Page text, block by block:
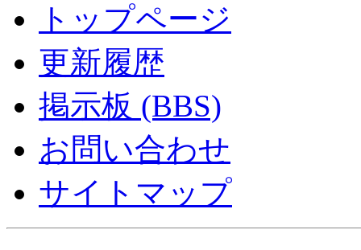
トップページ
更新履歴
掲示板 (BBS)
お問い合わせ
サイトマップ